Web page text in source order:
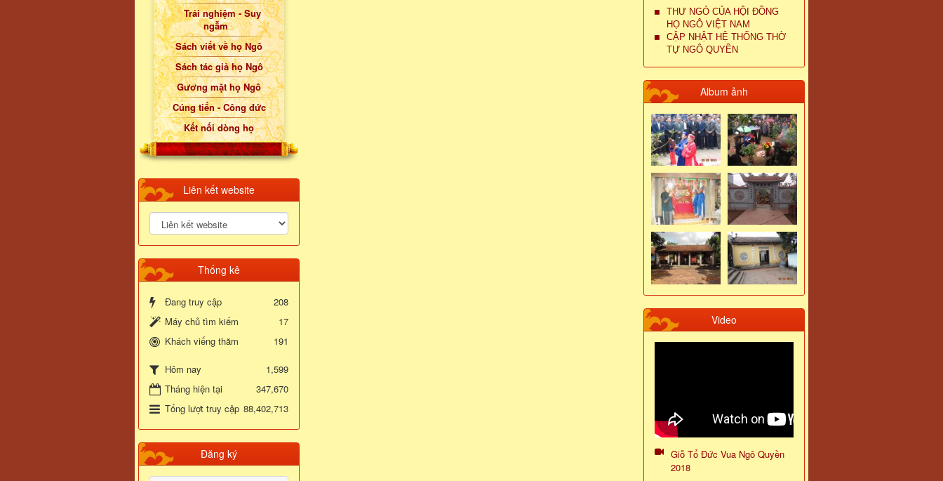
THƯ NGỎ CỦA HỘI ĐỒNG
HỌ NGÔ VIỆT NAM
CẬP NHẬT HỆ THỐNG THỜ
TỰ NGÔ QUYỀN
Album ảnh
Video
Giỗ Tổ Đức Vua Ngô Quyền
2018
Trải nghiệm - Suy
ngẫm
Sách viết về họ Ngô
Sách tác giả họ Ngô
Gương mặt họ Ngô
Cúng tiến - Công đức
Kết nối dòng họ
Liên kết website
Thống kê
Đang truy cập
208
Máy chủ tìm kiếm
17
Khách viếng thăm
191
Hôm nay
1,599
Tháng hiện tại
347,670
Tổng lượt truy cập 88,402,713
Đăng ký